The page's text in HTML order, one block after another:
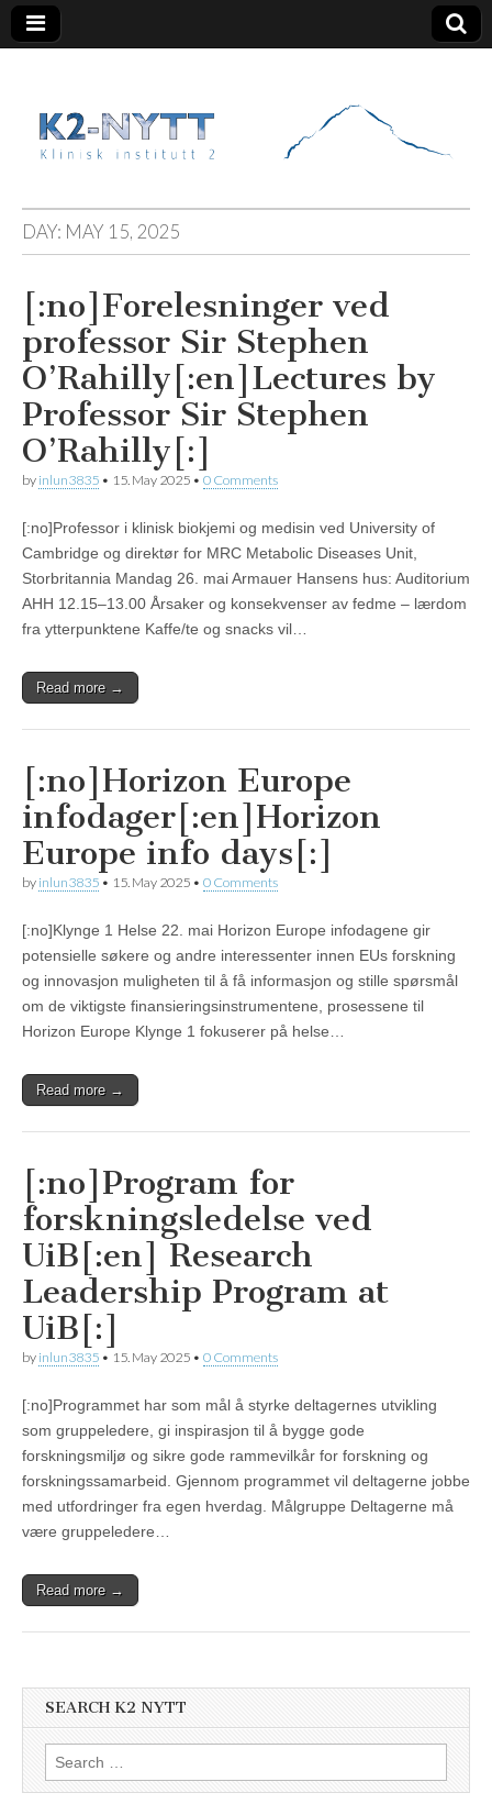
K2 Nytt
DAY: MAY 15, 2025
[:no]Forelesninger ved
professor Sir Stephen
O’Rahilly[:en]Lectures by
Professor Sir Stephen
O’Rahilly[:]
by inlun3835 • 15. May 2025 • 0 Comments
[:no]Professor i klinisk biokjemi og medisin ved University of
Cambridge og direktør for MRC Metabolic Diseases Unit,
Storbritannia Mandag 26. mai Armauer Hansens hus: Auditorium
AHH 12.15–13.00 Årsaker og konsekvenser av fedme – lærdom
fra ytterpunktene Kaffe/te og snacks vil…
Read more →
[:no]Horizon Europe
infodager[:en]Horizon
Europe info days[:]
by inlun3835 • 15. May 2025 • 0 Comments
[:no]Klynge 1 Helse 22. mai Horizon Europe infodagene gir
potensielle søkere og andre interessenter innen EUs forskning
og innovasjon muligheten til å få informasjon og stille spørsmål
om de viktigste finansieringsinstrumentene, prosessene til
Horizon Europe Klynge 1 fokuserer på helse…
Read more →
[:no]Program for
forskningsledelse ved
UiB[:en] Research
Leadership Program at
UiB[:]
by inlun3835 • 15. May 2025 • 0 Comments
[:no]Programmet har som mål å styrke deltagernes utvikling
som gruppeledere, gi inspirasjon til å bygge gode
forskningsmiljø og sikre gode rammevilkår for forskning og
forskningssamarbeid. Gjennom programmet vil deltagerne jobbe
med utfordringer fra egen hverdag. Målgruppe Deltagerne må
være gruppeledere…
Read more →
SEARCH K2 NYTT
Search
for: